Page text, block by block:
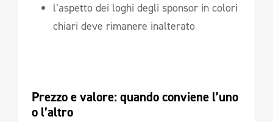
l’aspetto dei loghi degli sponsor in colori
chiari deve rimanere inalterato
Prezzo e valore: quando conviene l’uno
o l’altro